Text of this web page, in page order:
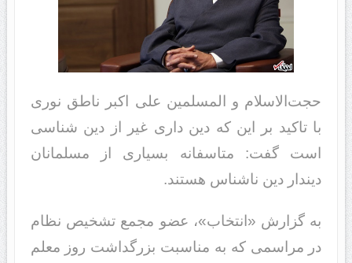
حجت‌الاسلام و المسلمین علی اکبر ناطق نوری
با تاکید بر این که دین داری غیر از دین شناسی
است گفت: متاسفانه بسیاری از مسلمانان
دیندار دین ناشناس هستند.
به گزارش «انتخاب»، عضو مجمع تشخیص نظام
در مراسمی که به مناسبت بزرگداشت روز معلم